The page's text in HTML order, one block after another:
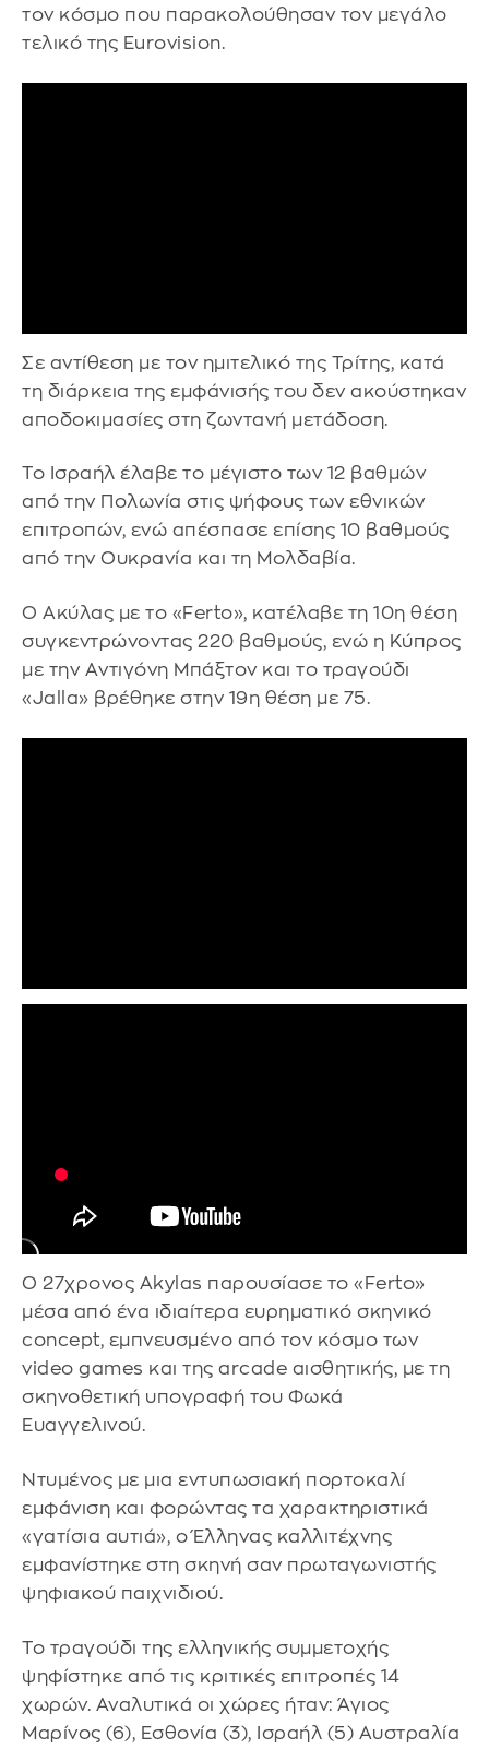
τον κόσμο που παρακολούθησαν τον μεγάλο
τελικό της Eurovision.
Σε αντίθεση με τον ημιτελικό της Τρίτης, κατά
τη διάρκεια της εμφάνισής του δεν ακούστηκαν
αποδοκιμασίες στη ζωντανή μετάδοση.
Το Ισραήλ έλαβε το μέγιστο των 12 βαθμών
από την Πολωνία στις ψήφους των εθνικών
επιτροπών, ενώ απέσπασε επίσης 10 βαθμούς
από την Ουκρανία και τη Μολδαβία.
Ο Ακύλας με το «Ferto», κατέλαβε τη 10η θέση
συγκεντρώνοντας 220 βαθμούς, ενώ η Κύπρος
με την Aντιγόνη Μπάξτον και το τραγούδι
«Jalla» βρέθηκε στην 19η θέση με 75.
Ο 27χρονος Akylas παρουσίασε το «Ferto»
μέσα από ένα ιδιαίτερα ευρηματικό σκηνικό
concept, εμπνευσμένο από τον κόσμο των
video games και της arcade αισθητικής, με τη
σκηνοθετική υπογραφή του Φωκά
Ευαγγελινού.
Ντυμένος με μια εντυπωσιακή πορτοκαλί
εμφάνιση και φορώντας τα χαρακτηριστικά
«γατίσια αυτιά», ο Έλληνας καλλιτέχνης
εμφανίστηκε στη σκηνή σαν πρωταγωνιστής
ψηφιακού παιχνιδιού.
Το τραγούδι της ελληνικής συμμετοχής
ψηφίστηκε από τις κριτικές επιτροπές 14
χωρών. Αναλυτικά οι χώρες ήταν: Άγιος
Μαρίνος (6), Εσθονία (3), Ισραήλ (5) Αυστραλία